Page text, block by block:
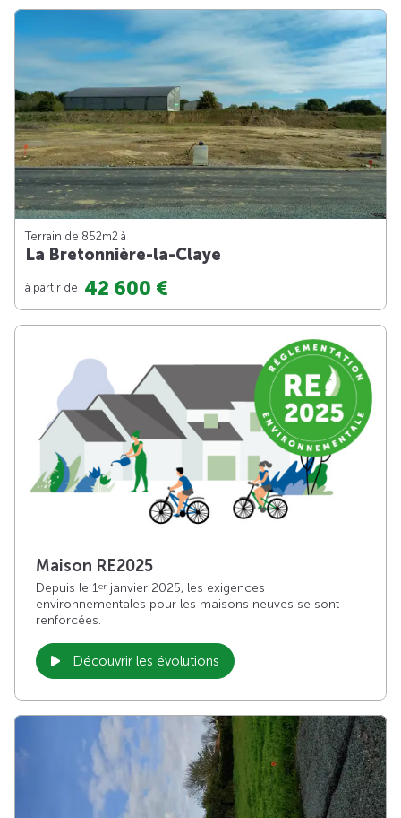
Terrain de 852m2 à
La Bretonnière-la-Claye
à partir de 42 600 €
Maison RE2025
Depuis le 1er janvier 2025, les exigences
environnementales pour les maisons neuves se sont
renforcées.
Découvrir les évolutions